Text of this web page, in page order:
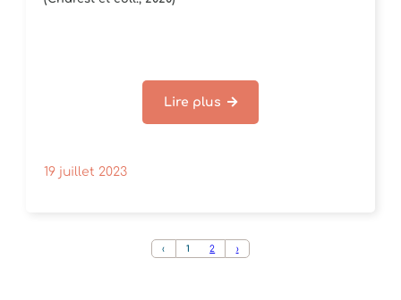
Lire plus
19 juillet 2023
‹ 1 2 ›